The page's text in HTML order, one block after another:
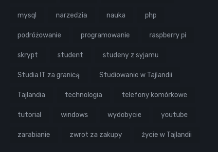
mysql narzedzia nauka php
podróżowanie programowanie raspberry pi
skrypt student studeny z syjamu
Studia IT za granicą Studiowanie w Tajlandii
Tajlandia technologia telefony komórkowe
tutorial windows wydobycie youtube
zarabianie zwrot za zakupy życie w Tajlandii